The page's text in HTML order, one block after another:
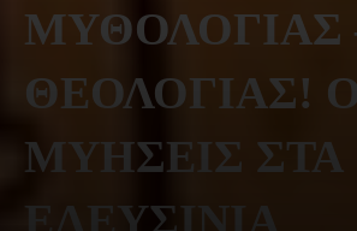
ΜΥΘΟΛΟΓΙΑΣ
ΘΕΟΛΟΓΙΑΣ!
ΜΥΗΣΕΙΣ ΣΤΑ
ΕΛΕΥΣΙΝΙΑ